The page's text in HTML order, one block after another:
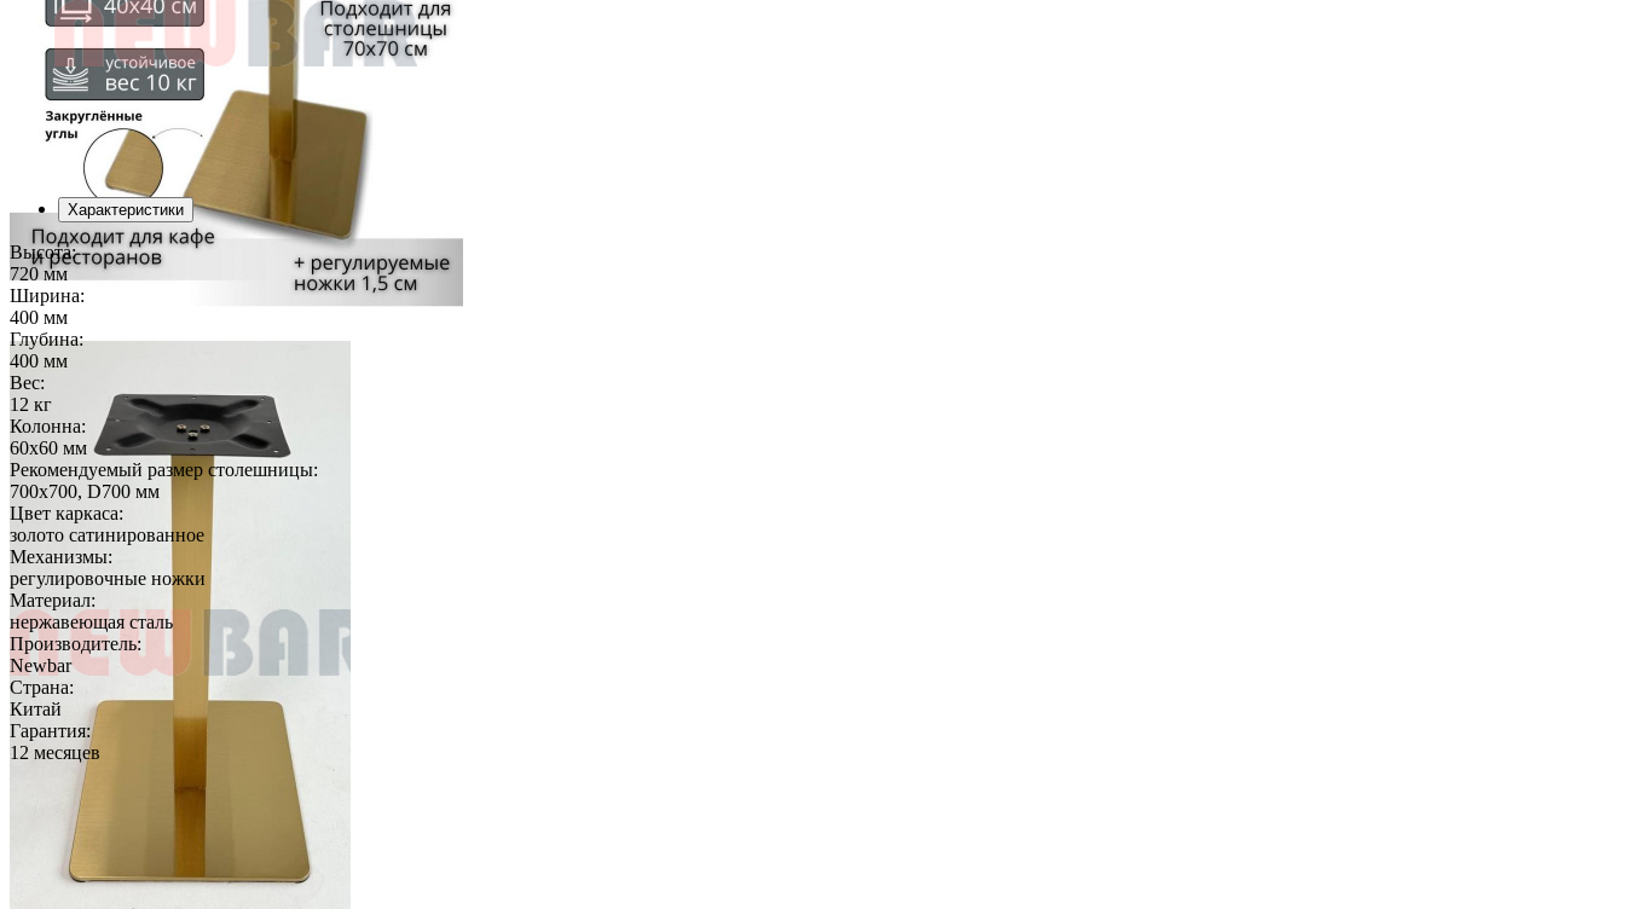
Характеристики
Высота:
720 мм
Ширина:
400 мм
Глубина:
400 мм
Вес:
12 кг
Колонна:
60х60 мм
Рекомендуемый размер столешницы:
700х700, D700 мм
Цвет каркаса:
золото сатинированное
Механизмы:
регулировочные ножки
Материал:
нержавеющая сталь
Производитель:
Newbar
Страна:
Китай
Гарантия:
12 месяцев